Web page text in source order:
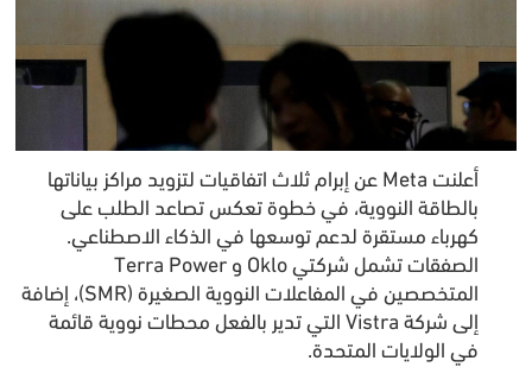
أعلنت Meta عن إبرام ثلاث اتفاقيات لتزويد مراكز بياناتها
بالطاقة النووية، في خطوة تعكس تصاعد الطلب على
كهرباء مستقرة لدعم توسعها في الذكاء الاصطناعي.
الصفقات تشمل شركتي Oklo و Terra Power
المتخصصين في المفاعلات النووية الصغيرة (SMR)، إضافة
إلى شركة Vistra التي تدير بالفعل محطات نووية قائمة
في الولايات المتحدة.